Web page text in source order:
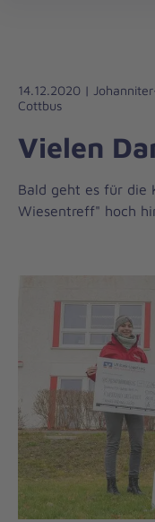
14.12.2020 |
Cottbus
Vielen
Bald geht es für die
Wiesentreff" hoch